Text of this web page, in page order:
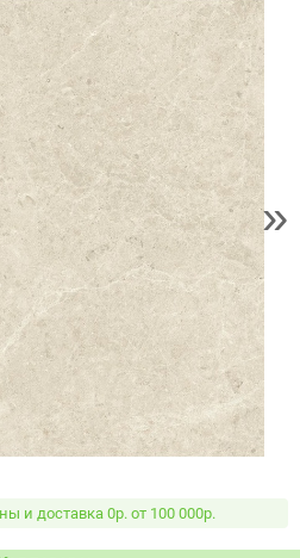
»
и доставка 0р. от 100 000р.